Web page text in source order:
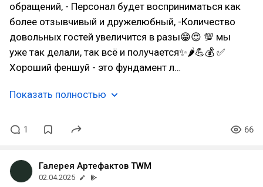
обращений, - Персонал будет восприниматься как
более отзывчивый и дружелюбный, -Количество
довольных гостей увеличится в разы😁😍 💯 мы
уже так делали, так всё и получается✨🌶💪💰 ✅
Хороший феншуй - это фундамент л…
Показать полностью
1 66
Галерея Артефактов TWM
02.04.2025